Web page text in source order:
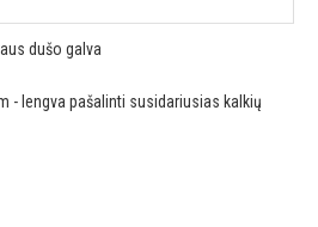
dušo galva
- lengva pašalinti susidariusias kalkių